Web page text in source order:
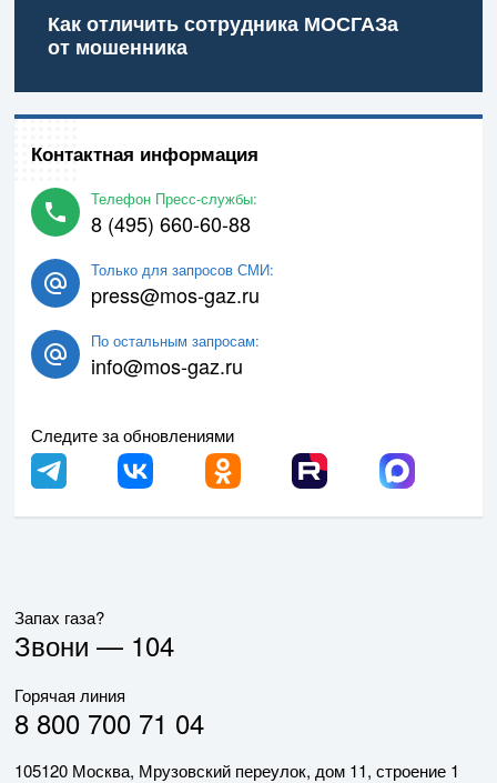
Как отличить сотрудника МОСГАЗа
от мошенника
Контактная информация
Телефон Пресс-службы:
8 (495) 660-60-88
Только для запросов СМИ:
press@mos-gaz.ru
По остальным запросам:
info@mos-gaz.ru
Следите за обновлениями
Запах газа?
Звони — 104
Горячая линия
8 800 700 71 04
105120 Москва, Мрузовский переулок, дом 11, строение 1